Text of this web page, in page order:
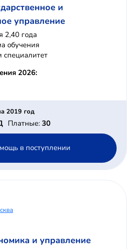
и
управление
2,40 года
обучения
специалитет
2026:
2019 год
Платные: 30
в поступлении
и управление